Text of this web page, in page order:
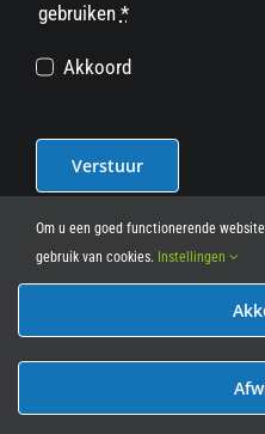
gebruiken *
Akkoord
Verstuur
© 2012 - 2026• Leasy Bike •
Om u een goed functionerende
gebruik van cookies. Instellingen